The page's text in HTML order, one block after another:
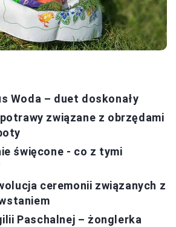
Woda – duet doskonały
związane z obrzędami
święcone - co z tymi
ceremonii związanych z
Paschalnej – żonglerka